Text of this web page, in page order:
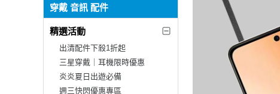
穿戴 音訊 配件
精選活動
出清配件下殺1折起
三星穿戴｜耳機限時優惠
炎炎夏日出遊必備
週三快閃優惠專區